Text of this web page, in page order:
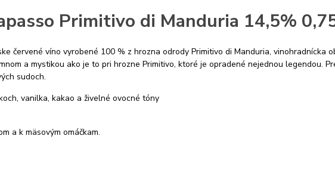
Primitivo di Manduria 14,5%
červené víno vyrobené 100 % z hrozna odrody Primitivo di Manduria, vinohradnícka
a mystikou ako je to pri hrozne Primitivo, ktoré je opradené nejednou legendou.
sudoch.
vanilka, kakao a živelné ovocné tóny
a k mäsovým omáčkam.